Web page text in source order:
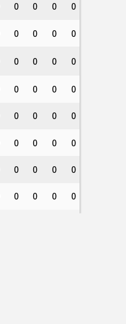
0 0 0 0
0 0 0
0
0 0 0 0
0 0 0 0
0 0 0 0
0 0 0 0
0 0 0 0
0 0 0 0